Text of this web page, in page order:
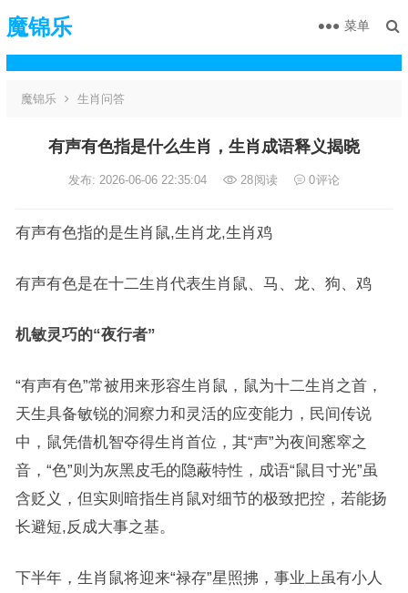
魔锦乐 菜单
魔锦乐 生肖问答
有声有色指是什么生肖，生肖成语释义揭晓
发布: 2026-06-06 22:35:04 28阅读 0评论
有声有色指的是生肖鼠,生肖龙,生肖鸡
有声有色是在十二生肖代表生肖鼠、马、龙、狗、鸡
机敏灵巧的“夜行者”
“有声有色”常被用来形容生肖鼠，鼠为十二生肖之首，
天生具备敏锐的洞察力和灵活的应变能力，民间传说
中，鼠凭借机智夺得生肖首位，其“声”为夜间窸窣之
音，“色”则为灰黑皮毛的隐蔽特性，成语“鼠目寸光”虽
含贬义，但实则暗指生肖鼠对细节的极致把控，若能扬
长避短,反成大事之基。
下半年，生肖鼠将迎来“禄存”星照拂，事业上虽有小人